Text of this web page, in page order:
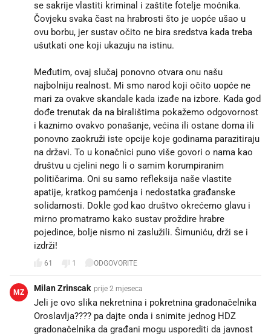
se sakrije vlastiti kriminal i zaštite fotelje moćnika.
Čovjeku svaka čast na hrabrosti što je uopće ušao u
ovu borbu, jer sustav očito ne bira sredstva kada treba
ušutkati one koji ukazuju na istinu.
Međutim, ovaj slučaj ponovno otvara onu našu
najbolniju realnost. Mi smo narod koji očito uopće ne
mari za ovakve skandale kada izađe na izbore. Kada god
dođe trenutak da na biralištima pokažemo odgovornost
i kaznimo ovakvo ponašanje, većina ili ostane doma ili
ponovno zaokruži iste opcije koje godinama parazitiraju
na državi. To u konačnici puno više govori o nama kao
društvu u cjelini nego li o samim korumpiranim
političarima. Oni su samo refleksija naše vlastite
apatije, kratkog pamćenja i nedostatka građanske
solidarnosti. Dokle god kao društvo okrećemo glavu i
mirno promatramo kako sustav proždire hrabre
pojedince, bolje nismo ni zaslužili. Šimuniću, drži se i
izdrži!
61 1 ODGOVORITE
MZ Milan Zrinscak prije 2 mjeseca
Jeli je ovo slika nekretnina i pokretnina gradonačelnika
Oroslavlja???? pa dajte onda i snimite jednog HDZ
gradonačelnika da građani mogu usporediti da javnost